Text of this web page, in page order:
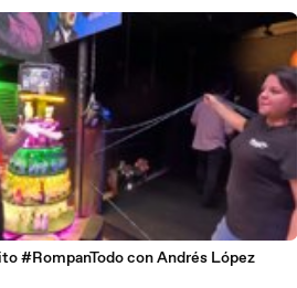
#RompanTodo con Andrés López